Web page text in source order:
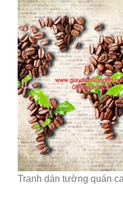
Tranh dán tường quán